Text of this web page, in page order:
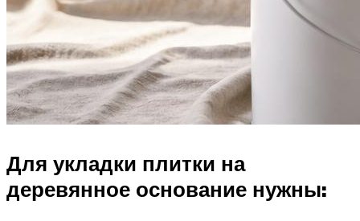
Для укладки плитки на
деревянное основание нужны: